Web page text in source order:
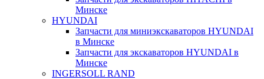
Минске
HYUNDAI
Запчасти для миниэкскаваторов HYUNDAI
в Минске
Запчасти для экскаваторов HYUNDAI в
Минске
INGERSOLL RAND